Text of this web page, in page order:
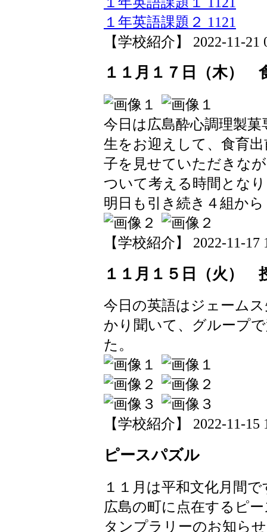
１年英語課題２ 1121
【学校紹介】 2022-11-21
１１月１７日（木）
今日は広島酔心調理製
生をお迎えして、食育
子を見せていただきな
ついて考える時間とな
明日も引き続き４組か
【学校紹介】 2022-11-17
１１月１５日（火）
今日の英語はジェーム
かり聞いて、グループ
た。
【学校紹介】 2022-11-15
ピースパズル
１１月は平和文化月間で
広島の町に点在するピ
タンプラリーのお知ら